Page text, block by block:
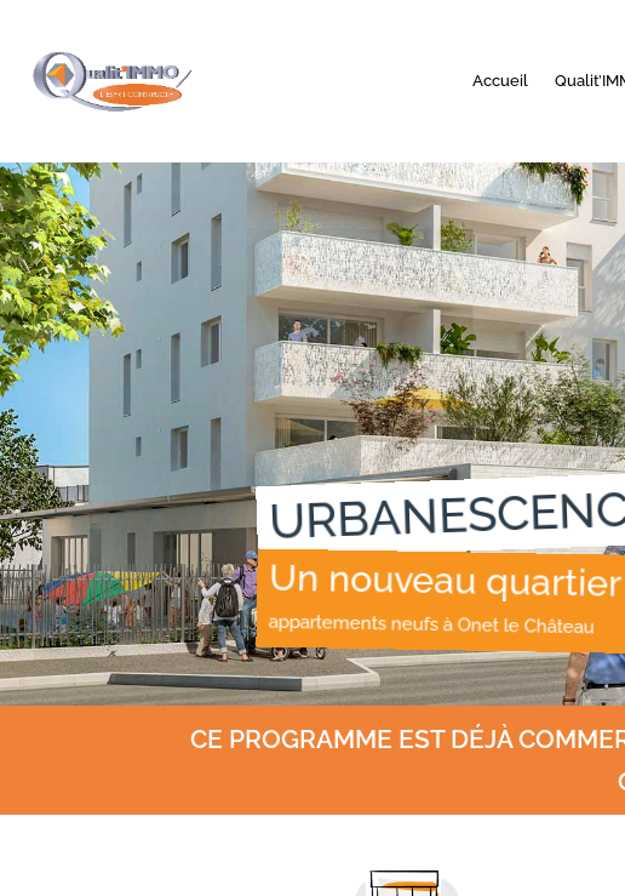
Accueil
Un nouveau
appartements neufs à Onet le Château
CE PROGRAMME EST DÉJÀ